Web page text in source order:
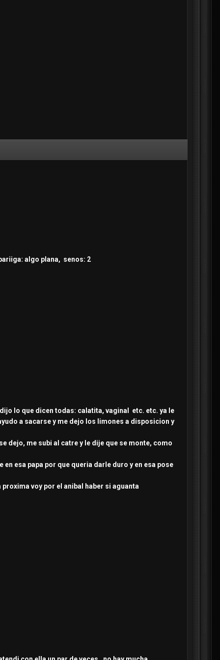
algo plana, senos: 2
lo que dicen todas: calatita, vaginal etc. etc. ya le
a sacarse y me dejo los limones a disposicion y
dejo, me subi al catre y le dije que se monte, como
esa papa por que queria darle duro y en esa pose
voy por el anibal haber si aguanta